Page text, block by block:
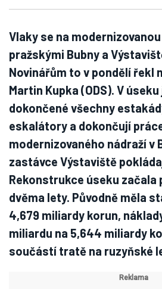
Vlaky se na
pražskými Bubny a
Novinářům to v pondělí řekl
Martin Kupka (ODS). V
dokončené všechny
eskalátory a dokončují
modernizovaného nádraží v
zastávce Výstaviště
Rekonstrukce úseku začala
dvěma lety. Původně měla
4,679 miliardy korun,
miliardu na 5,644 miliardy
součástí tratě na ruzyňské